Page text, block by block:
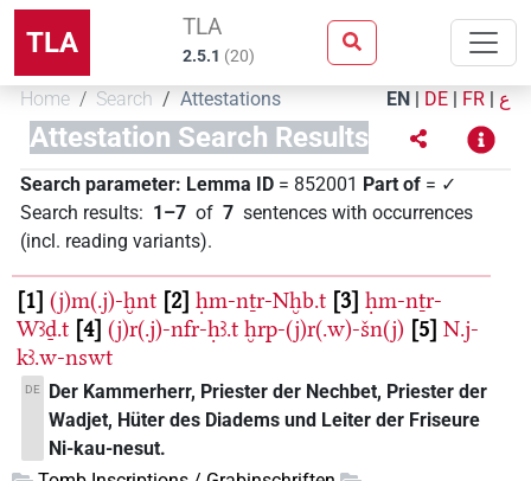
TLA TLA
2.5.1 (20)
Home Search Attestations EN | DE | FR | ع
Attestation Search Results
Search parameter: Lemma ID = 852001 Part of = ✓
Search results: 1–7 of 7 sentences with occurrences
(incl. reading variants).
1 (j)m(.j)-ḫnt 2 ḥm-nṯr-Nḫb.t 3 ḥm-nṯr-
Wꜣḏ.t 4 (j)r(.j)-nfr-ḥꜣ.t ḫrp-(j)r(.w)-šn(j) 5 N.j-
kꜣ.w-nswt
DE
Der Kammerherr, Priester der Nechbet, Priester der
Wadjet, Hüter des Diadems und Leiter der Friseure
Ni-kau-nesut.